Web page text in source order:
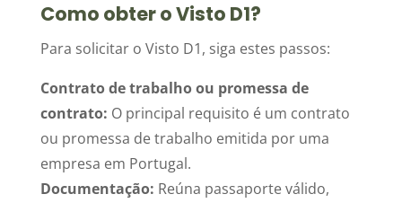
Como obter o Visto D1?
Para solicitar o Visto D1, siga estes passos:
Contrato de trabalho ou promessa de
contrato: O principal requisito é um contrato
ou promessa de trabalho emitida por uma
empresa em Portugal.
Documentação: Reúna passaporte válido,